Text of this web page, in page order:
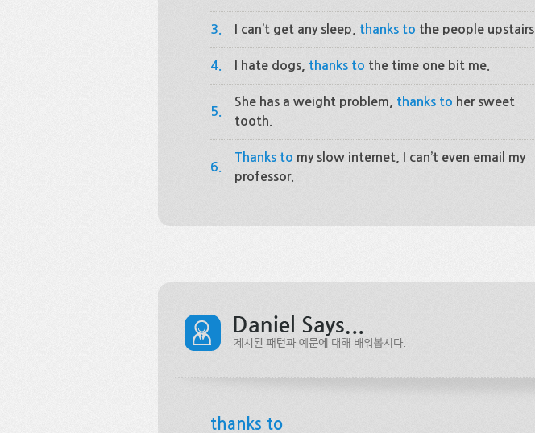
3. I can’t get any sleep, thanks to the people upstairs.
4. I hate dogs, thanks to the time one bit me.
5.
She has a weight problem, thanks to her sweet
tooth.
6.
Thanks to my slow internet, I can’t even email my
professor.
thanks to